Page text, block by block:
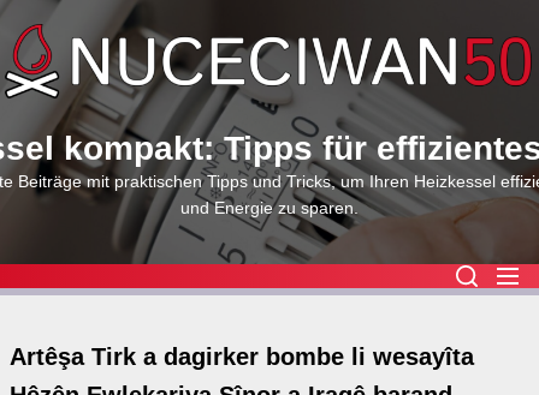
to
the
content
kompakt: Tipps für
Beiträge mit praktischen Tipps und Tricks, um Ihren Heizkessel
und Energie zu sparen.
Artêşa Tirk a dagirker bombe li wesayîta